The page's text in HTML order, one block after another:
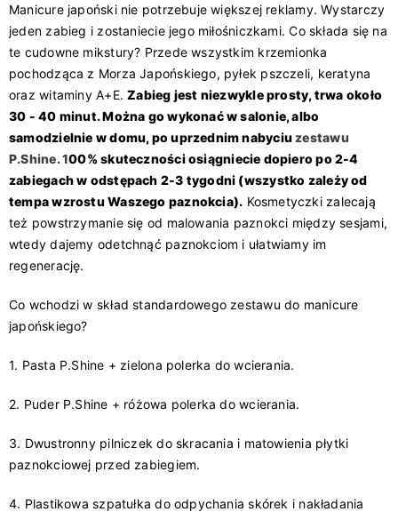
Manicure japoński nie potrzebuje większej reklamy. Wystarczy
jeden zabieg i zostaniecie jego miłośniczkami. Co składa się na
te cudowne mikstury? Przede wszystkim krzemionka
pochodząca z Morza Japońskiego, pyłek pszczeli, keratyna
oraz witaminy A+E.Zabieg jest niezwykle prosty, trwa około
30 - 40 minut. Można go wykonać w salonie, albo
samodzielnie w domu, po uprzednim nabyciu zestawu
P.Shine. 100% skuteczności osiągniecie dopiero po 2-4
zabiegach w odstępach 2-3 tygodni (wszystko zależy od
tempa wzrostu Waszego paznokcia). Kosmetyczki zalecają
też powstrzymanie się od malowania paznokci między sesjami,
wtedy dajemy odetchnąć paznokciom i ułatwiamy im
regenerację.
Co wchodzi w skład standardowego zestawu do manicure
japońskiego?
1. Pasta P.Shine + zielona polerka do wcierania.
2. Puder P.Shine + różowa polerka do wcierania.
3. Dwustronny pilniczek do skracania i matowienia płytki
paznokciowej przed zabiegiem.
4. Plastikowa szpatułka do odpychania skórek i nakładania